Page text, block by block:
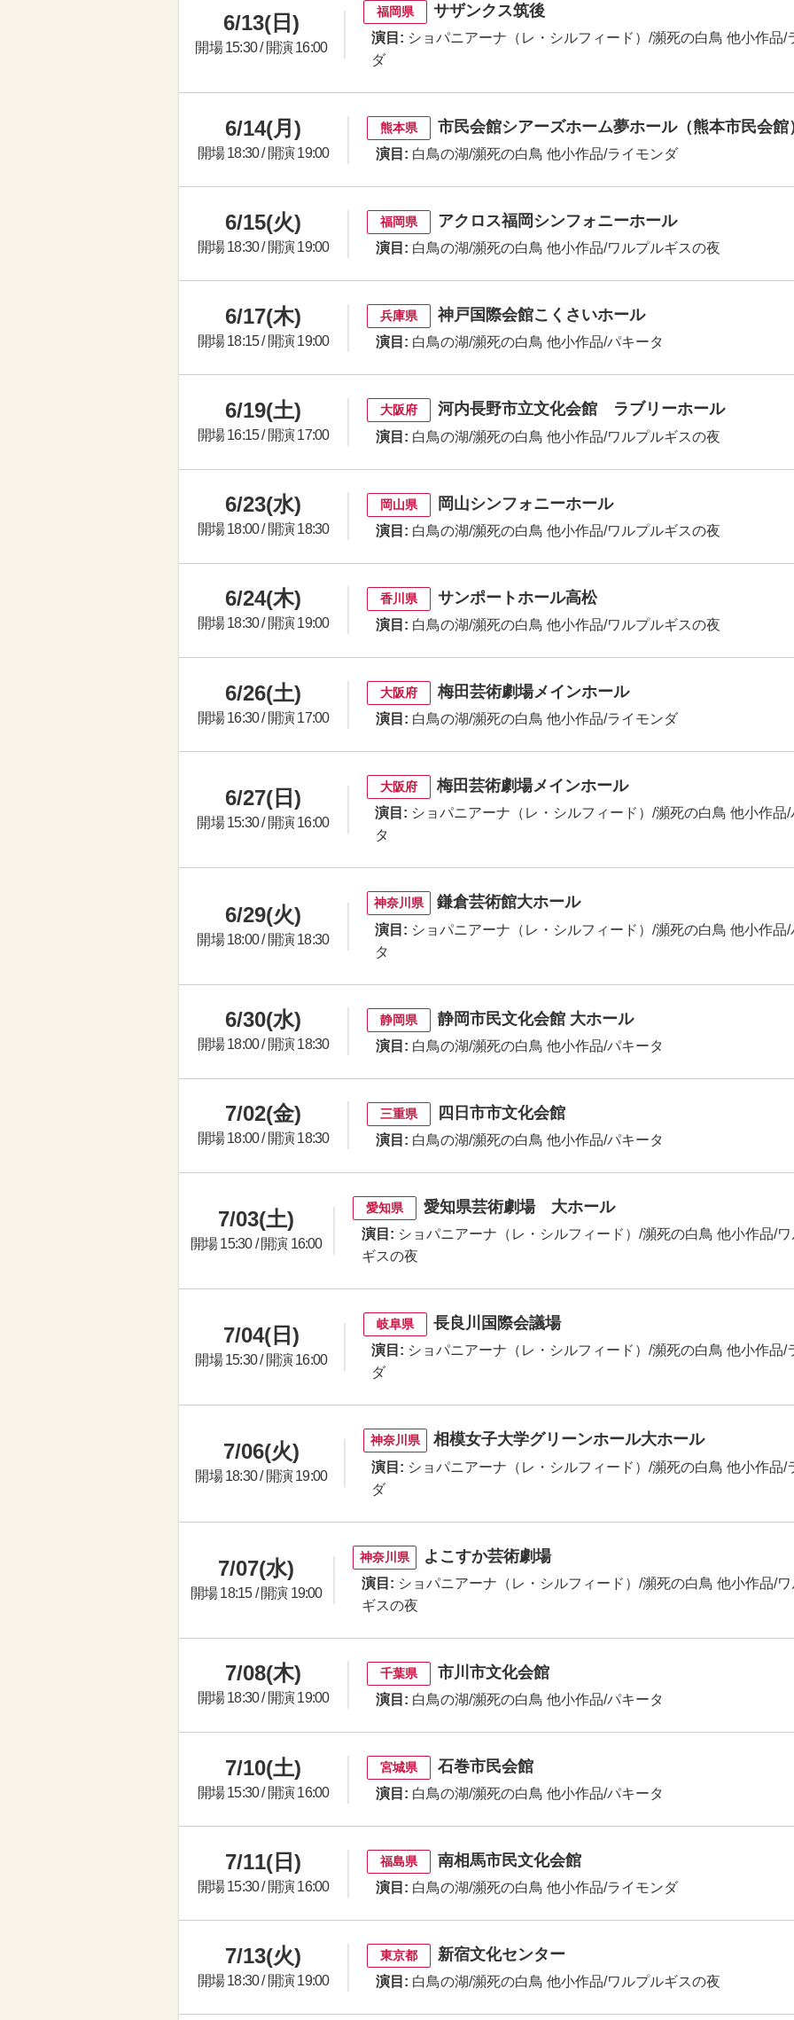
6/13(日)
開場 15:30 / 開演 16:00
福岡県 サザンクス筑後
演目: ショパニアーナ（レ・シルフィード）/瀕死の白鳥 他小作品/
ダ
6/14(月)
開場 18:30 / 開演 19:00
熊本県 市民会館シアーズホーム夢ホール（熊本市民会館
演目: 白鳥の湖/瀕死の白鳥 他小作品/ライモンダ
6/15(火)
開場 18:30 / 開演 19:00
福岡県 アクロス福岡シンフォニーホール
演目: 白鳥の湖/瀕死の白鳥 他小作品/ワルプルギスの夜
6/17(木)
開場 18:15 / 開演 19:00
兵庫県 神戸国際会館こくさいホール
演目: 白鳥の湖/瀕死の白鳥 他小作品/パキータ
6/19(土)
開場 16:15 / 開演 17:00
大阪府 河内長野市立文化会館 ラブリーホール
演目: 白鳥の湖/瀕死の白鳥 他小作品/ワルプルギスの夜
6/23(水)
開場 18:00 / 開演 18:30
岡山県 岡山シンフォニーホール
演目: 白鳥の湖/瀕死の白鳥 他小作品/ワルプルギスの夜
6/24(木)
開場 18:30 / 開演 19:00
香川県 サンポートホール高松
演目: 白鳥の湖/瀕死の白鳥 他小作品/ワルプルギスの夜
6/26(土)
開場 16:30 / 開演 17:00
大阪府 梅田芸術劇場メインホール
演目: 白鳥の湖/瀕死の白鳥 他小作品/ライモンダ
6/27(日)
開場 15:30 / 開演 16:00
大阪府 梅田芸術劇場メインホール
演目: ショパニアーナ（レ・シルフィード）/瀕死の白鳥 他小作品
タ
6/29(火)
開場 18:00 / 開演 18:30
神奈川県 鎌倉芸術館大ホール
演目: ショパニアーナ（レ・シルフィード）/瀕死の白鳥 他小作品
タ
6/30(水)
開場 18:00 / 開演 18:30
静岡県 静岡市民文化会館 大ホール
演目: 白鳥の湖/瀕死の白鳥 他小作品/パキータ
7/02(金)
開場 18:00 / 開演 18:30
三重県 四日市市文化会館
演目: 白鳥の湖/瀕死の白鳥 他小作品/パキータ
7/03(土)
開場 15:30 / 開演 16:00
愛知県 愛知県芸術劇場 大ホール
演目: ショパニアーナ（レ・シルフィード）/瀕死の白鳥 他小作品/
ギスの夜
7/04(日)
開場 15:30 / 開演 16:00
岐阜県 長良川国際会議場
演目: ショパニアーナ（レ・シルフィード）/瀕死の白鳥 他小作品/
ダ
7/06(火)
開場 18:30 / 開演 19:00
神奈川県 相模女子大学グリーンホール大ホール
演目: ショパニアーナ（レ・シルフィード）/瀕死の白鳥 他小作品/
ダ
7/07(水)
開場 18:15 / 開演 19:00
神奈川県 よこすか芸術劇場
演目: ショパニアーナ（レ・シルフィード）/瀕死の白鳥 他小作品/
ギスの夜
7/08(木)
開場 18:30 / 開演 19:00
千葉県 市川市文化会館
演目: 白鳥の湖/瀕死の白鳥 他小作品/パキータ
7/10(土)
開場 15:30 / 開演 16:00
宮城県 石巻市民会館
演目: 白鳥の湖/瀕死の白鳥 他小作品/パキータ
7/11(日)
開場 15:30 / 開演 16:00
福島県 南相馬市民文化会館
演目: 白鳥の湖/瀕死の白鳥 他小作品/ライモンダ
7/13(火)
開場 18:30 / 開演 19:00
東京都 新宿文化センター
演目: 白鳥の湖/瀕死の白鳥 他小作品/ワルプルギスの夜